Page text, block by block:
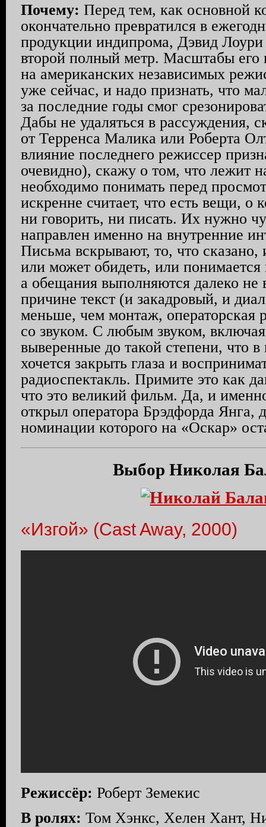
Почему: Перед тем, как основной
окончательно превратился в
продукции индипрома, Дэвид Лоури
второй полный метр. Масштабы его
на американских независимых
уже сейчас, и надо признать, что
за последние годы смог
Дабы не удаляться в рассуждения,
от Терренса Малика или Роберта
влияние последнего режиссер
очевидно), скажу о том, что лежит
необходимо понимать перед
искренне считает, что есть вещи, о
ни говорить, ни писать. Их нужно
направлен именно на внутренние
Письма вскрывают, то, что сказано,
или может обидеть, или понимается
а обещания выполняются далеко не
причине текст (и закадровый, и
меньше, чем монтаж, операторская
со звуком. С любым звуком, включая
выверенные до такой степени, что
хочется закрыть глаза и
радиоспектакль. Примите это как
что это великий фильм. Да, и
открыл оператора Брэдфорда Янга,
номинации которого на «Оскар»
Выбор Николая
«Изгой» (Cast Away, 2000)
Режиссёр: Роберт Земекис
В ролях: Том Хэнкс, Хелен Хант,